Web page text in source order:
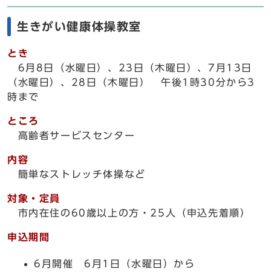
生きがい健康体操教室
とき
6月8日（水曜日）、23日（木曜日）、7月13日
（水曜日）、28日（木曜日） 午後1時30分から3
時まで
ところ
高齢者サービスセンター
内容
簡単なストレッチ体操など
対象・定員
市内在住の60歳以上の方・25人（申込先着順）
申込期間
6月開催 6月1日（水曜日）から